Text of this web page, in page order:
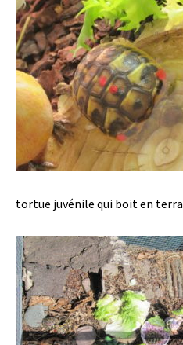
tortue juvénile qui boit en terra